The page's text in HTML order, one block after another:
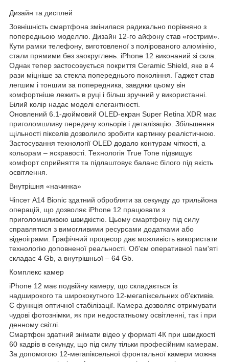
Дизайн та дисплей
Зовнішність смартфона змінилася радикально порівняно з
попередньою моделлю. Дизайн 12-го айфону став «гострим».
Кути рамки телефону, виготовленої з полірованого алюмінію,
стали прямими без заокруглень. iPhone 12 виконаний зі скла.
Однак тепер застосовується покриття Ceramic Shield, яке в 4
рази міцніше за стекла попереднього покоління. Гаджет став
легшим і тоншим за попередника, завдяки цьому він
комфортніше лежить в руці і більш зручний у використанні.
Білий колір надає моделі елегантності.
Оновлений 6.1-дюймовий OLED-екран Super Retina XDR має
приголомшливу передачу кольорів і деталізацію. Збільшення
щільності пікселів дозволило зробити картинку реалістичною.
Застосування технології OLED додало контурам чіткості, а
кольорам – яскравості. Технологія True Tone підвищує
комфорт сприйняття та підлаштовує баланс білого під якість
освітлення.
Внутрішня «начинка»
Чіпсет A14 Bionic здатний обробляти за секунду до трильйона
операцій, що дозволяє iPhone 12 працювати з
приголомшливою швидкістю. Цьому смартфону під силу
справлятися з вимогливими ресурсами додатками або
відеоіграми. Графічний процесор дає можливість використати
технологію доповненої реальності. Об'єм оперативної пам'яті
складає 4 Gb, а внутрішньої – 64 Gb.
Комплекс камер
iPhone 12 має подвійну камеру, що складається із
надширокого та ширококутного 12-мегапіксельних об'єктивів.
Є функція оптичної стабілізації. Камера дозволяє отримувати
чудові фотознімки, як при недостатньому освітленні, так і при
денному світлі.
Смартфон здатний знімати відео у форматі 4К при швидкості
60 кадрів в секунду, що під силу тільки професійним камерам.
За допомогою 12-мегапіксельної фронтальної камери можна